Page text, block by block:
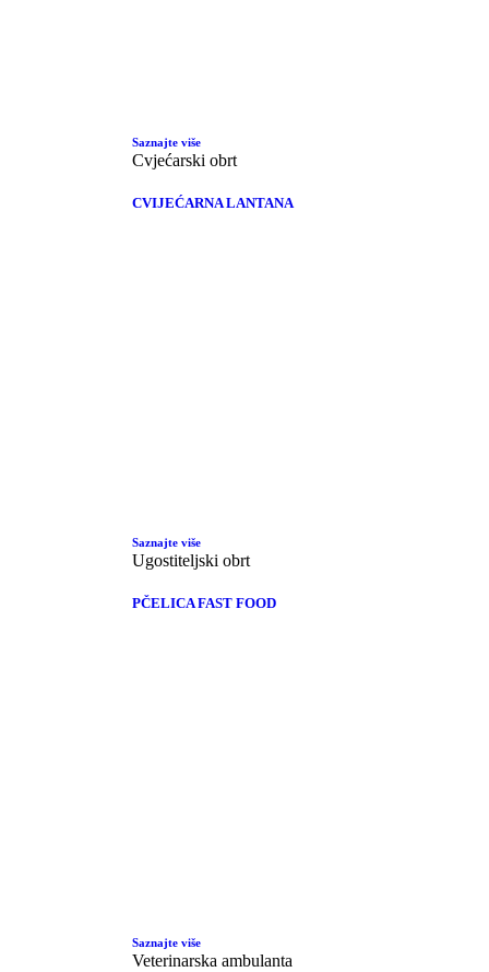
Saznajte više
Cvjećarski obrt
CVIJEĆARNA LANTANA
Saznajte više
Ugostiteljski obrt
PČELICA FAST FOOD
Saznajte više
Veterinarska ambulanta